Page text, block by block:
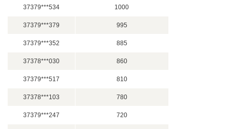
37379***534 1000
37379***379 995
37379***352 885
37378***030 860
37379***517 810
37378***103 780
37379***247 720